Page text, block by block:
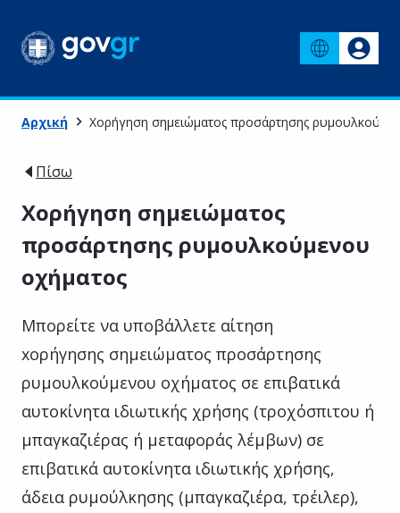
Αρχική Χορήγηση σημειώματος προσάρτησης
Πίσω
Χορήγηση σημειώματος
προσάρτησης ρυμουλκούμενου
οχήματος
Μπορείτε να υποβάλλετε αίτηση
xορήγησης σημειώματος προσάρτησης
ρυμουλκούμενου οχήματος σε επιβατικά
αυτοκίνητα ιδιωτικής χρήσης (τροχόσπιτου ή
μπαγκαζιέρας ή μεταφοράς λέμβων) σε
επιβατικά αυτοκίνητα ιδιωτικής χρήσης,
άδεια ρυμούλκησης (μπαγκαζιέρα, τρέιλερ),